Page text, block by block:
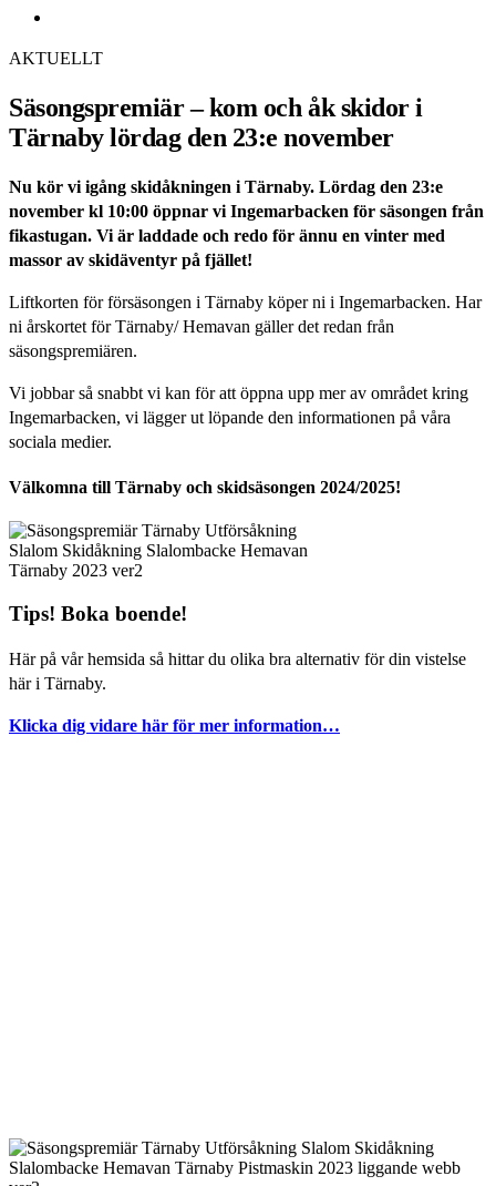
AKTUELLT
Säsongspremiär – kom och åk skidor i
Tärnaby lördag den 23:e november
Nu kör vi igång skidåkningen i Tärnaby. Lördag den 23:e
november kl 10:00 öppnar vi Ingemarbacken för säsongen från
fikastugan. Vi är laddade och redo för ännu en vinter med
massor av skidäventyr på fjället!
Liftkorten för försäsongen i Tärnaby köper ni i Ingemarbacken. Har
ni årskortet för Tärnaby/ Hemavan gäller det redan från
säsongspremiären.
Vi jobbar så snabbt vi kan för att öppna upp mer av området kring
Ingemarbacken, vi lägger ut löpande den informationen på våra
sociala medier.
Välkomna till Tärnaby och skidsäsongen 2024/2025!
Tips! Boka boende!
Här på vår hemsida så hittar du olika bra alternativ för din vistelse
här i Tärnaby.
Klicka dig vidare här för mer information…